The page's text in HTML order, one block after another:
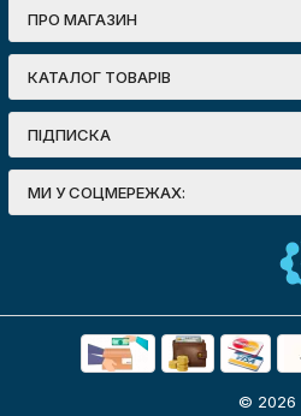
ПРО МАГАЗИН
КАТАЛОГ ТОВАРІВ
ПІДПИСКА
МИ У СОЦМЕРЕЖАХ:
© 2026